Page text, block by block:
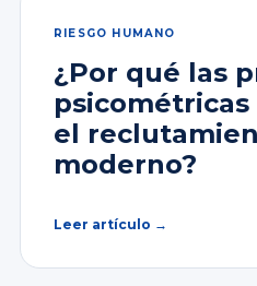
RIESGO HUMANO
¿Por qué las
el
moderno?
Leer artículo →